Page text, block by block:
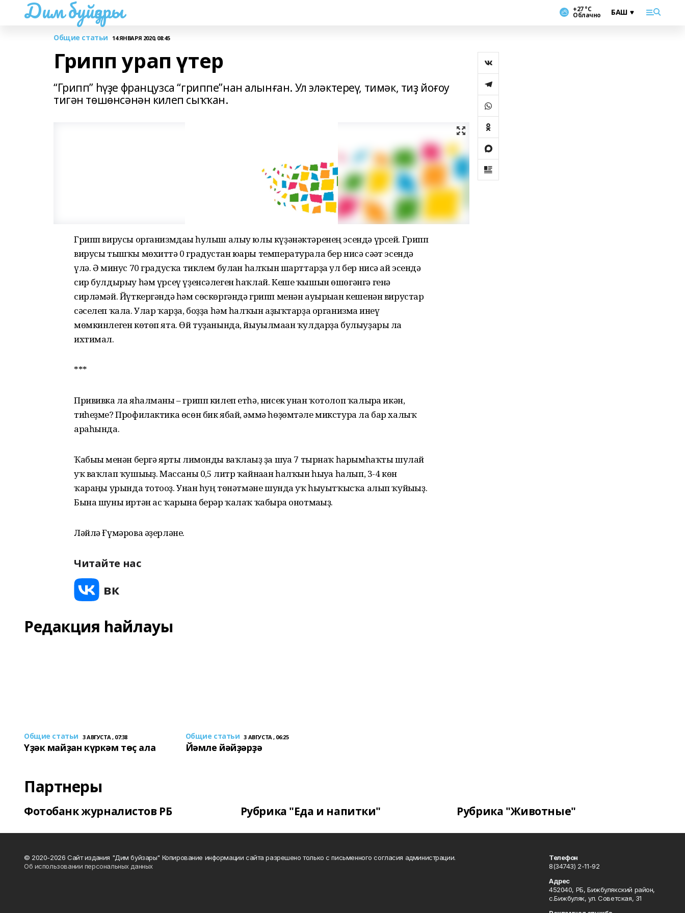
Дим буйҙары +27 °С
Облачно
Общие статьи 14 ЯНВАРЯ 2020, 08:45
Грипп урап үтер
“Грипп” һүҙе французса “гриппе”нан алынған. Ул эләктереү, тимәк, тиҙ йоғоу
тигән төшөнсәнән килеп сыҡҡан.
Грипп вирусы организмдағы һулыш алыу юлы күҙәнәктәренең эсендә үрсей. Грипп
вирусы тышҡы мөхиттә 0 градустан юғары температурала бер нисә сәғәт эсендә
үлә. Ә минус 70 градусҡа тиклем булған һалҡын шарттарҙа ул бер нисә ай эсендә
сир булдырыу һәм үрсеү үҙенсәлеген һаҡлай. Кеше ҡышын өшөгәнгә генә
сирләмәй. Йүткергәндә һәм сөскөргәндә грипп менән ауырыған кешенән вирустар
сәселеп ҡала. Улар ҡарҙа, боҙҙа һәм һалҡын аҙыҡтарҙа организмға инеү
мөмкинлеген көтөп ята. Өй туҙанында, йыуылмаған ҡулдарҙа булыуҙары ла
ихтимал.
***
Прививка ла яһалманы – грипп килеп етһә, нисек унан ҡотолоп ҡалырға икән,
тиһеҙме? Профилактика өсөн бик ябай, әммә һөҙөмтәле микстура ла бар халыҡ
араһында.
Ҡабығы менән бергә ярты лимонды ваҡлағыҙ ҙа шуға 7 тырнаҡ һарымһаҡты шулай
уҡ ваҡлап ҡушығыҙ. Массаны 0,5 литр ҡайнаған һалҡын һыуға һалып, 3-4 көн
ҡараңғы урында тотоғоҙ. Унан һуң төнәтмәне шунда уҡ һыуытҡысҡа алып ҡуйығыҙ.
Бына шуны иртән ас ҡарынға берәр ҡалаҡ ҡабырға онотмағыҙ.
Ләйлә Ғүмәрова әҙерләне.
Читайте нас
Редакция һайлауы
Общие статьи 3 АВГУСТА , 07:38
Үҙәк майҙан күркәм төҫ ала
Общие статьи 3 АВГУСТА , 06:25
Йәмле йәйҙәрҙә
Партнеры
Фотобанк журналистов РБ Рубрика "Еда и напитки" Рубрика "Животные"
© 2020-2026 Сайт издания "Дим буйзары" Копирование информации сайта разрешено только с письменного согласия администрации.
Об использовании персональных данных
Телефон
8(34743) 2-11-92
Адрес
452040, РБ, Бижбулякский район,
с.Бижбуляк, ул. Советская, 31